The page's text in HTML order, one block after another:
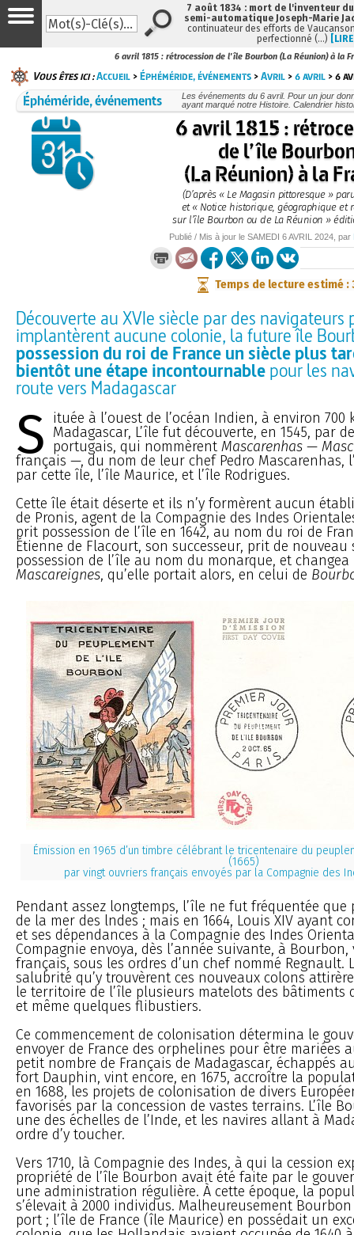
6 avril 1815 : rétrocession de l'île Bourbon (La Réunion) à la
Vous êtes ici :Accueil >Éphéméride, événements >Avril >6 avril > 6
Éphéméride, événements
Les événements du 6 avril. Pour un jour
ayant marqué notre Histoire. Calendrier
6 avril 1815 :
de l’île
(La Réunion) à la
(D’après « Le Magasin pittoresque »
et « Notice historique, géographique et
sur l’île Bourbon ou de La Réunion »
Publié / Mis à jour le SAMEDI 6 AVRIL 2024 , par
Temps de lecture estimé :
Découverte au XVIe siècle par des navigateurs
implantèrent aucune colonie, la future île
possession du roi de France un siècle plus
bientôt une étape incontournablepour les
route vers Madagascar
S ituée à l’ouest de l’océan Indien, à environ 700
Madagascar, L’île fut découverte, en 1545, par
portugais, qui nommèrentMascarenhas —
français —, du nom de leur chef Pedro Mascarenhas,
par cette île, l’île Maurice, et l’île Rodrigues.
Cette île était déserte et ils n’y formèrent aucun
de Pronis, agent de la Compagnie des Indes
prit possession de l’île en 1642, au nom du roi de
Étienne de Flacourt, son successeur, prit de
possession de l’île au nom du monarque, et
Mascareignes, qu’elle portait alors, en celui de
Émission en 1965 d’un timbre célébrant le tricentenaire du
(1665)
par vingt ouvriers français envoyés par la Compagnie des
Pendant assez longtemps, l’île ne fut fréquentée
de la mer des lndes ; mais en 1664, Louis XIV ayant
et ses dépendances à la Compagnie des Indes
Compagnie envoya, dès l’année suivante, à
français, sous les ordres d’un chef nommé Regnault.
salubrité qu’y trouvèrent ces nouveaux colons
le territoire de l’île plusieurs matelots des bâtiments
et même quelques flibustiers.
Ce commencement de colonisation détermina le
envoyer de France des orphelines pour être mariées
petit nombre de Français de Madagascar, échappés
fort Dauphin, vint encore, en 1675, accroître la
en 1688, les projets de colonisation de divers
favorisés par la concession de vastes terrains. L’île
une des échelles de l’Inde, et les navires allant à
ordre d’y toucher.
Vers 1710, là Compagnie des Indes, à qui la cession
propriété de l’île Bourbon avait été faite par le
une administration régulière. À cette époque, la
s’élevait à 2000 individus. Malheureusement
port ; l’île de France (île Maurice) en possédait un
7 août 1834 : mort de l'inventeur
semi-automatique Joseph-Marie
continuateur des efforts de
perfectionné (…)